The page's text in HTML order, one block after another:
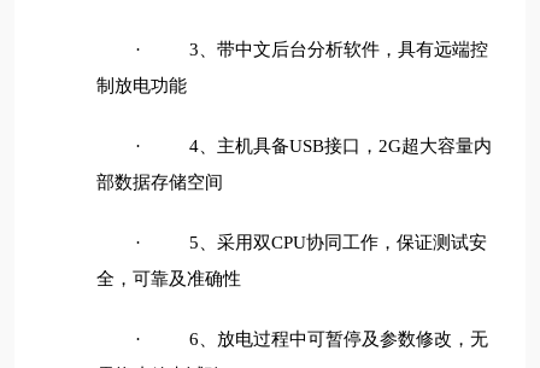
· 3 、带中文后台分析软件，具有远端控
制放电功能
· 4 、主机具备USB接口， 2G超大容量内
部数据存储空间
· 5 、采用双CPU协同工作，保证测试安
全，可靠及准确性
· 6 、放电过程中可暂停及参数修改，无